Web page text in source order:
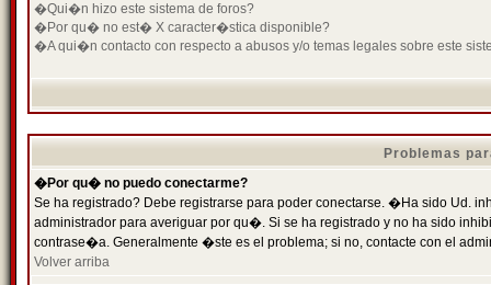
�Qui�n hizo este sistema de foros?
�Por qu� no est� X caracter�stica disponible?
�A qui�n contacto con respecto a abusos y/o temas legales sobre este
Problemas
�Por qu� no puedo conectarme?
Se ha registrado? Debe registrarse para poder conectarse. �Ha sido Ud.
administrador para averiguar por qu�. Si se ha registrado y no ha sido
contrase�a. Generalmente �ste es el problema; si no, contacte con el
Volver arriba